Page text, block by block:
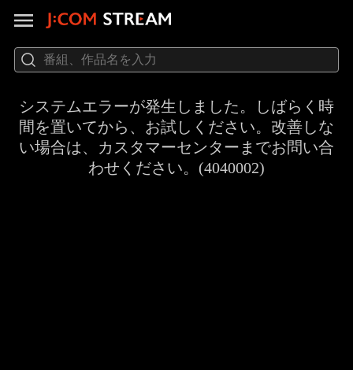
システムエラーが発生しました。しばらく時
間を置いてから、お試しください。改善しな
い場合は、カスタマーセンターまでお問い合
わせください。(4040002)